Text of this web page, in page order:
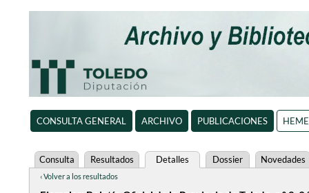
CONSULTA GENERAL ARCHIVO PUBLICACIONES
Consulta Resultados Detalles Dossier Novedades
‹ Volver a los resultados